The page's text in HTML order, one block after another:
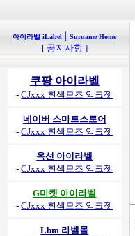
아이라벨 iLabel | Surname Home
[ 공지사항 ]
쿠팡 아이라벨
-CJxxx 흰색모조 잉크젯
네이버 스마트스토어
-CJxxx 흰색모조 잉크젯
옥션 아이라벨
-CJxxx 흰색모조 잉크젯
G마켓 아이라벨
-CJxxx 흰색모조 잉크젯
Lbm 라벨몰